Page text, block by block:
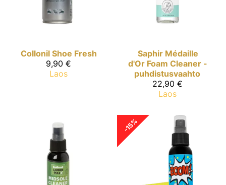
Collonil Shoe Fresh
9,90 €
Laos
Saphir Médaille
d'Or Foam Cleaner -
puhdistusvaahto
22,90 €
Laos
-15%